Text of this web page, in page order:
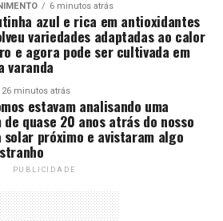
6 minutos atrás
azul e rica em antioxidantes
variedades adaptadas ao calor
e agora pode ser cultivada em
varanda
26 minutos atrás
estavam analisando uma
de quase 20 anos atrás do nosso
solar próximo e avistaram algo
PUBLICIDADE